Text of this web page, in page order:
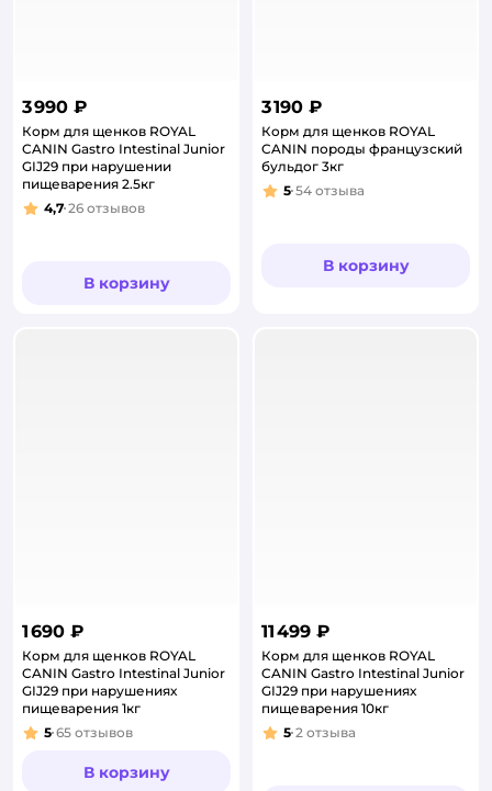
3 990 ₽
Корм для щенков ROYAL
CANIN Gastro Intestinal Junior
GIJ29 при нарушении
пищеварения 2.5кг
Рейтинг:
4,7 26 отзывов
В корзину
3 190 ₽
Корм для щенков ROYAL
CANIN породы французский
бульдог 3кг
Рейтинг:
5 54 отзыва
В корзину
1 690 ₽
Корм для щенков ROYAL
CANIN Gastro Intestinal Junior
GIJ29 при нарушениях
пищеварения 1кг
Рейтинг:
5 65 отзывов
В корзину
11 499 ₽
Корм для щенков ROYAL
CANIN Gastro Intestinal Junior
GIJ29 при нарушениях
пищеварения 10кг
Рейтинг:
5 2 отзыва